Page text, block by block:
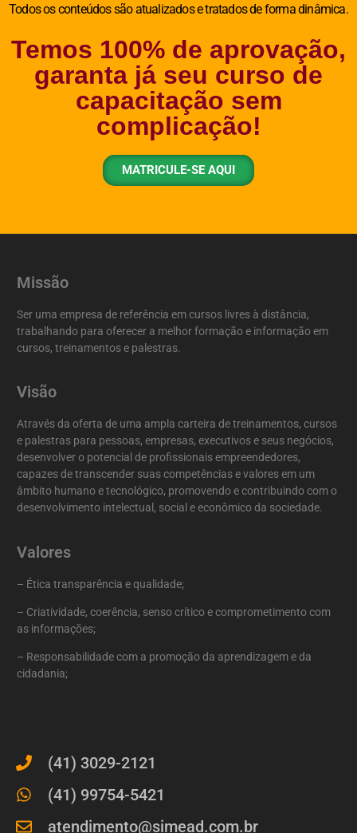
Todos os conteúdos são atualizados e tratados de forma dinâmica.
Temos 100% de aprovação,
garanta já seu curso de
capacitação sem
complicação!
MATRICULE-SE AQUI
(41) 3029-2121
(41) 99754-5421
atendimento@simead.com.br
Missão
Ser uma empresa de referência em cursos livres à distância,
trabalhando para oferecer a melhor formação e informação em
cursos, treinamentos e palestras.
Visão
Através da oferta de uma ampla carteira de treinamentos, cursos
e palestras para pessoas, empresas, executivos e seus negócios,
desenvolver o potencial de profissionais empreendedores,
capazes de transcender suas competências e valores em um
âmbito humano e tecnológico, promovendo e contribuindo com o
desenvolvimento intelectual, social e econômico da sociedade.
Valores
– Ética transparência e qualidade;
– Criatividade, coerência, senso crítico e comprometimento com
as informações;
– Responsabilidade com a promoção da aprendizagem e da
cidadania;